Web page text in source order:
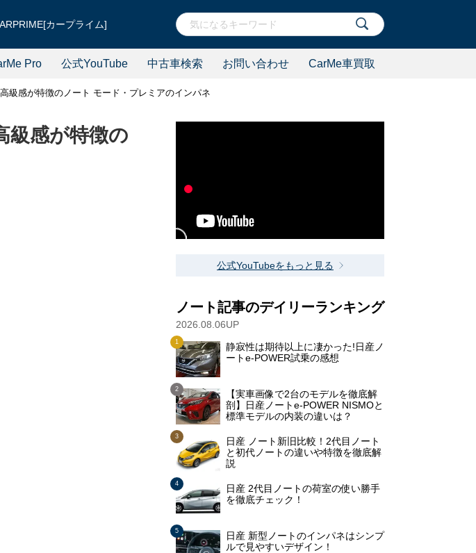
カープライム]
Pro 公式YouTube 中古車検索 お問い合わせ CarMe車買取
級感が特徴のノート モード・プレミアのインパネ
級感が特徴の
公式YouTubeをもっと見る
ノート記事のデイリーランキング
2026.08.06UP
静寂性は期待以上に凄かった!日産ノ
ートe-POWER試乗の感想
【実車画像で2台のモデルを徹底解
剖】日産ノートe-POWER NISMOと
標準モデルの内装の違いは？
日産 ノート新旧比較！2代目ノート
と初代ノートの違いや特徴を徹底解
説
日産 2代目ノートの荷室の使い勝手
を徹底チェック！
日産 新型ノートのインパネはシンプ
ルで見やすいデザイン！